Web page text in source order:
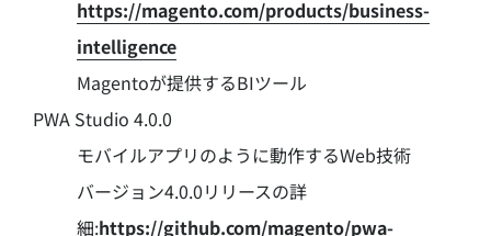
https://magento.com/products/business-
intelligence
Magentoが提供するBIツール
PWA Studio 4.0.0
モバイルアプリのように動作するWeb技術
バージョン4.0.0リリースの詳
細:https://github.com/magento/pwa-